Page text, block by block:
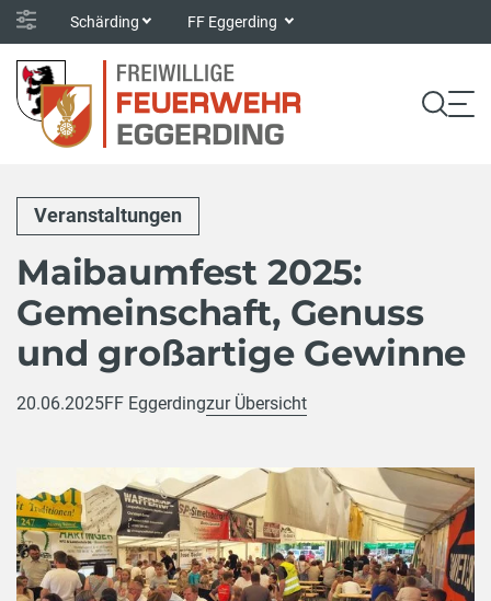
Schärding FF Eggerding
Veranstaltungen
Maibaumfest 2025:
Gemeinschaft, Genuss
und großartige Gewinne
20.06.2025FF Eggerdingzur Übersicht